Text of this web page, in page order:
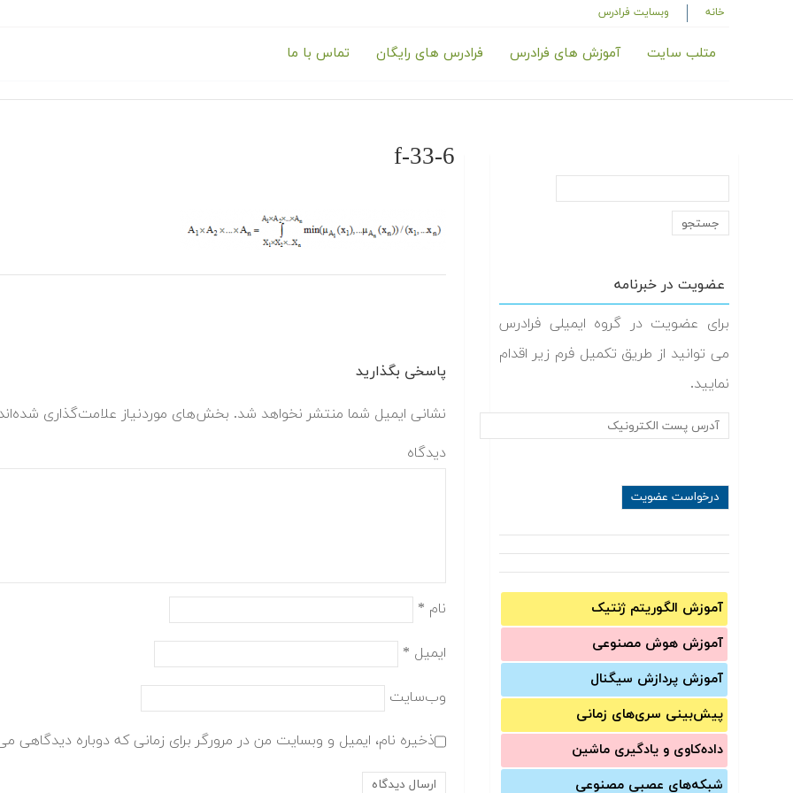
خانه وبسایت فرادرس
متلب سایت آموزش های فرادرس فرادرس های رایگان تماس با ما
عضویت در خبرنامه
برای عضویت در گروه ایمیلی فرادرس
می توانید از طریق تکمیل فرم زیر اقدام
نمایید.
آموزش الگوریتم ژنتیک
آموزش‌ هوش مصنوعی
آموزش‌ پردازش سیگنال
پیش‌‌بینی سری‌‌های زمانی
داده‌کاوی و یادگیری ماشین
شبکه‌های عصبی مصنوعی
f-33-6
پاسخی بگذارید
نشانی ایمیل شما منتشر نخواهد شد. بخش‌های موردنیاز علامت‌گذاری
دیدگاه
نام *
ایمیل *
وب‌سایت
ذخیره نام، ایمیل و وبسایت من در مرورگر برای زمانی که دوباره دیدگاهی